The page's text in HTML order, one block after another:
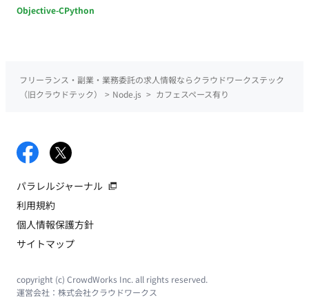
Objective-CPython
フリーランス・副業・業務委託の求人情報ならクラウドワークステック
（旧クラウドテック）
> Node.js > カフェスペース有り
パラレルジャーナル
利用規約
個人情報保護方針
サイトマップ
copyright (c) CrowdWorks Inc. all rights reserved.
運営会社： 株式会社クラウドワークス